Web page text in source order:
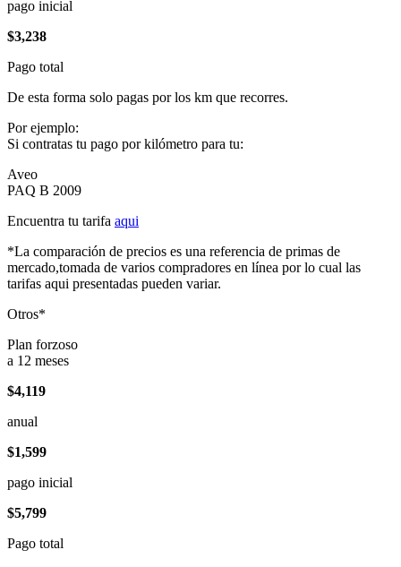
pago inicial
$3,238
Pago total
De esta forma solo pagas por los km que recorres.
Por ejemplo:
Si contratas tu pago por kilómetro para tu:
Aveo
PAQ B 2009
Encuentra tu tarifa aqui
*La comparación de precios es una referencia de primas de
mercado,tomada de varios compradores en línea por lo cual las
tarifas aqui presentadas pueden variar.
Otros*
Plan forzoso
a 12 meses
$4,119
anual
$1,599
pago inicial
$5,799
Pago total